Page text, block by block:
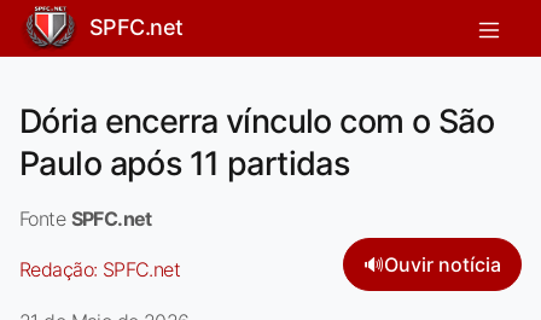
SPFC.net
Dória encerra vínculo com o São
Paulo após 11 partidas
Fonte SPFC.net
Redação: SPFC.net 🔊Ouvir notícia